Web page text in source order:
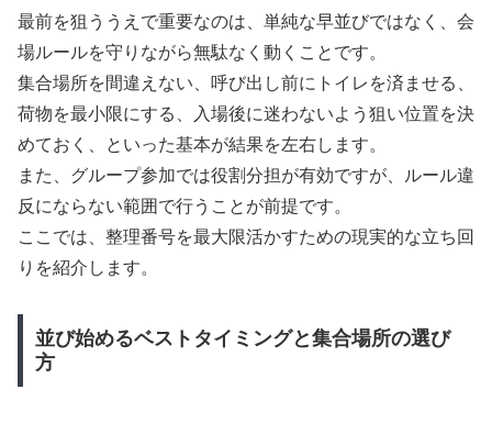
最前を狙ううえで重要なのは、単純な早並びではなく、会
場ルールを守りながら無駄なく動くことです。
集合場所を間違えない、呼び出し前にトイレを済ませる、
荷物を最小限にする、入場後に迷わないよう狙い位置を決
めておく、といった基本が結果を左右します。
また、グループ参加では役割分担が有効ですが、ルール違
反にならない範囲で行うことが前提です。
ここでは、整理番号を最大限活かすための現実的な立ち回
りを紹介します。
並び始めるベストタイミングと集合場所の選び
方